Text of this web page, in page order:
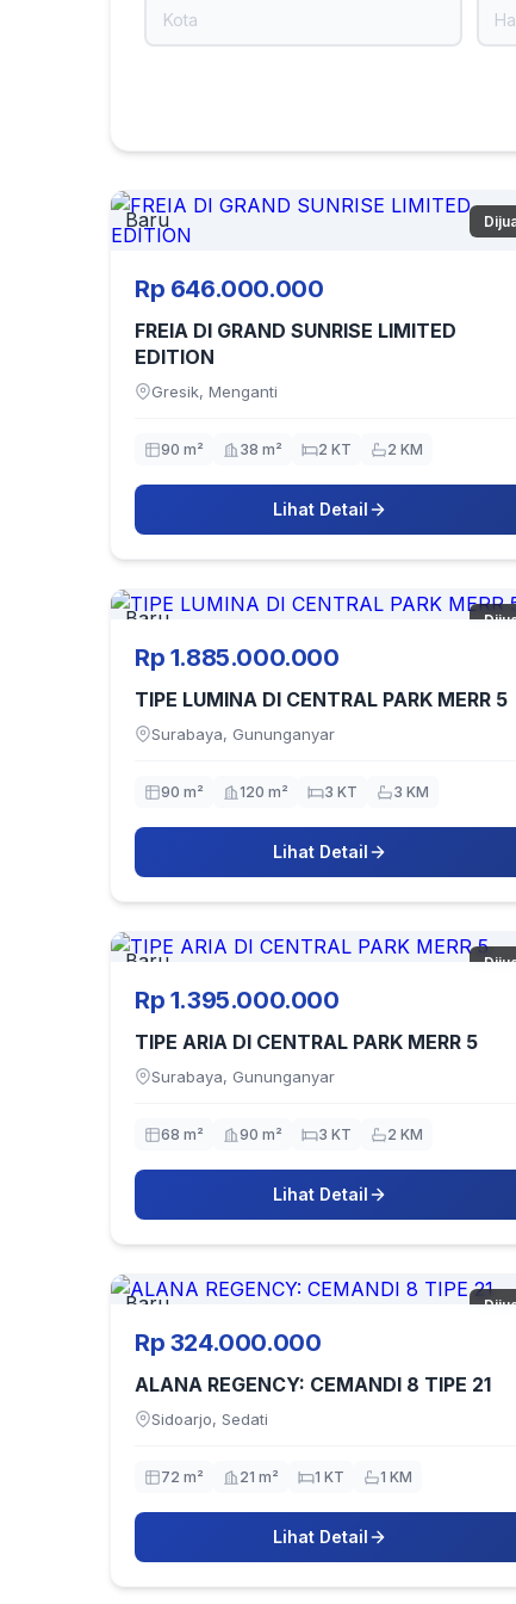
Baru
Rp 646.000.000
FREIA DI GRAND SUNRISE LIMITED
EDITION
Gresik, Menganti
90 m² 38 m² 2 KT 2 KM
Lihat Detail
Baru
Rp 1.885.000.000
TIPE LUMINA DI CENTRAL PARK MERR 5
Surabaya, Gununganyar
90 m² 120 m² 3 KT 3 KM
Lihat Detail
Baru
Rp 1.395.000.000
TIPE ARIA DI CENTRAL PARK MERR 5
Surabaya, Gununganyar
68 m² 90 m² 3 KT 2 KM
Lihat Detail
Baru
Rp 324.000.000
ALANA REGENCY: CEMANDI 8 TIPE 21
Sidoarjo, Sedati
72 m² 21 m² 1 KT 1 KM
Lihat Detail